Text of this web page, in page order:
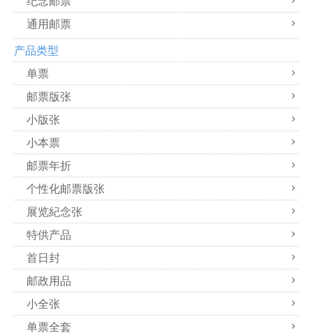
通用邮票
产品类型
单票
邮票版张
小版张
小本票
邮票年折
个性化邮票版张
展览紀念张
特供产品
首日封
邮政用品
小全张
单票全套